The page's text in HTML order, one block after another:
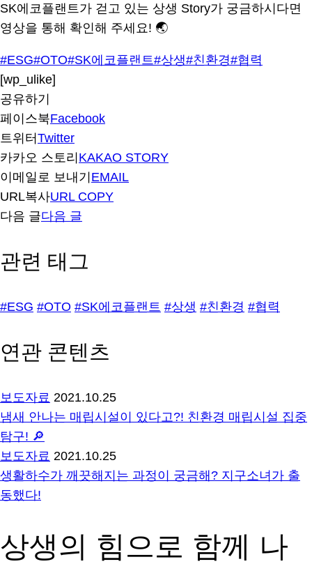
SK에코플랜트가 걷고 있는 상생 Story가 궁금하시다면
영상을 통해 확인해 주세요! 🌏
#ESG#OTO#SK에코플랜트#상생#친환경#협력
[wp_ulike]
공유하기
페이스북Facebook
트위터 Twitter
카카오 스토리 KAKAO STORY
이메일로 보내기 EMAIL
URL복사URL COPY
다음 글다음 글
관련 태그
#ESG #OTO #SK에코플랜트 #상생 #친환경 #협력
연관 콘텐츠
보도자료 2021.10.25
냄새 안나는 매립시설이 있다고?! 친환경 매립시설 집중
탐구! 🔎
보도자료 2021.10.25
생활하수가 깨끗해지는 과정이 궁금해? 지구소녀가 출
동했다!
상생의 힘으로 함께 나